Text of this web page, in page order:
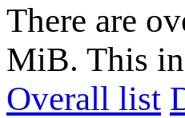
There are
MiB. This
Overall list